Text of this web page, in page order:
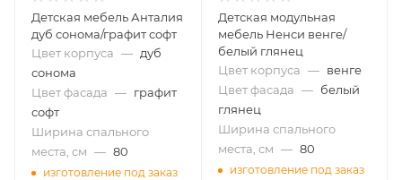
Детская мебель Анталия
дуб сонома/графит софт
Цвет корпуса — дуб
сонома
Цвет фасада — графит
софт
Ширина спального
места, см — 80
изготовление под заказ
Детская модульная
мебель Ненси венге/
белый глянец
Цвет корпуса — венге
Цвет фасада — белый
глянец
Ширина спального
места, см — 80
изготовление под заказ